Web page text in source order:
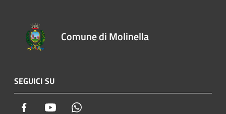
Comune di Molinella
SEGUICI SU
Facebook Youtube